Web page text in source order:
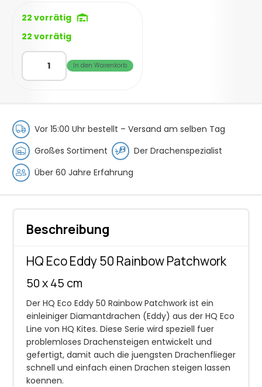
22 vorrätig
22 vorrätig
HQ
Eddy
Regenbogen
Menge
In den Warenkorb
Vor 15:00 Uhr bestellt – Versand am selben Tag
Großes Sortiment
Der Drachenspezialist
Über 60 Jahre Erfahrung
Beschreibung
HQ Eco Eddy 50 Rainbow Patchwork
50 x 45 cm
Der HQ Eco Eddy 50 Rainbow Patchwork ist ein
einleiniger Diamantdrachen (Eddy) aus der HQ Eco
Line von HQ Kites. Diese Serie wird speziell fuer
problemloses Drachensteigen entwickelt und
gefertigt, damit auch die juengsten Drachenflieger
schnell und einfach einen Drachen steigen lassen
koennen.